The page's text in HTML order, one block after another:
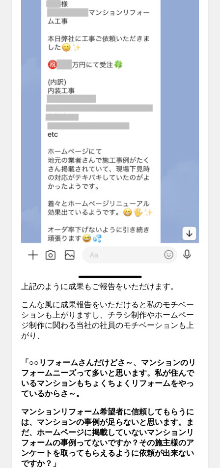
上記のように成果もご報告をいただけます。
こんな風に成果報告をいただけると私のモチベー
ションも上がりますし、チラシ制作やホームペー
ジ制作に関わる当社の社員のモチベーションも上
がり、
「○○リフォームさんだけどさ～、マンションのリ
フォームニーズって多いと思います。私が住んで
いるマンションもちょくちょくリフォームをやっ
ているからさ～。
マンションリフォーム希望者に信頼してもらうに
は、マンションの事例が足らないと思います。ま
だ、ホームページに掲載していないマンションリ
フォームの事例ってないですか？その施主様のア
ンケートを取ってもらえるように依頼が出来ない
ですか？」